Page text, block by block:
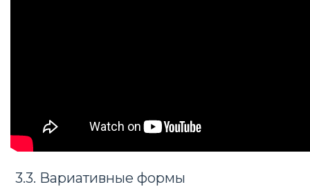
3.3. Вариативные формы